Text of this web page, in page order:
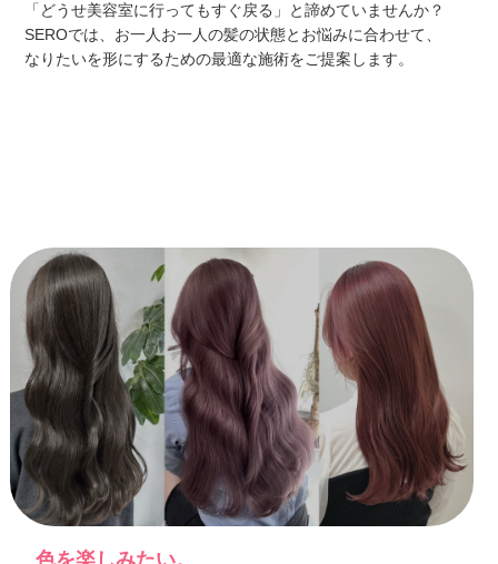
「どうせ美容室に行ってもすぐ戻る」と諦めていませんか？
SEROでは、お一人お一人の髪の状態とお悩みに合わせて、
なりたいを形にするための最適な施術をご提案します。